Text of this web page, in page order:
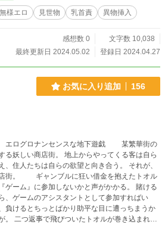
無様エロ 見世物 乳首責 異物挿入
感想数 0
文字数 10,038
最終更新日 2024.05.02
登録日 2024.04.27
お気に入り追加 156
グロナンセンスな地下遊戯 某繁華街の
る妖しい商店街。 地上からやってくる客は自ら
、住人たちは自らの欲望と向き合う。 それが、
い借金を抱えたトオル
ゲーム』に参加しないかと声がかかる。 賭ける
、ゲームのアシスタントとして参加すればい
負けるとちっとばかり助平な目に遭っちまうか
。 二つ返事で飛びついたトオルが巻き込まれた